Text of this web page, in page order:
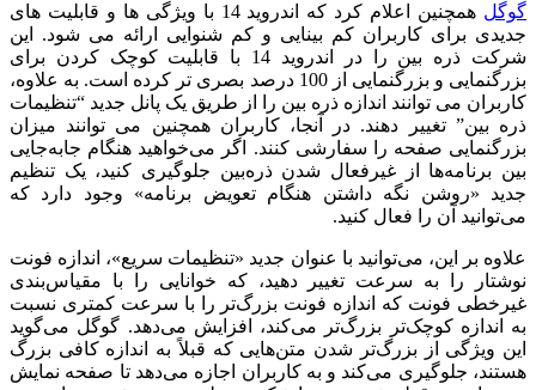
گوگل
همچنین اعلام کرد که اندروید 14 با ویژگی ها و قابلیت های
جدیدی برای کاربران کم بینایی و کم شنوایی ارائه می شود.
این
شرکت ذره بین را در اندروید 14 با قابلیت کوچک کردن برای
بزرگنمایی و بزرگنمایی از 100 درصد بصری تر کرده است.
به علاوه،
کاربران می توانند اندازه ذره بین را از طریق یک پانل جدید “تنظیمات
ذره بین” تغییر دهند. در آنجا، کاربران همچنین می توانند میزان
بزرگنمایی صفحه را سفارشی کنند.
اگر می‌خواهید هنگام جابه‌جایی
بین برنامه‌ها از غیرفعال شدن ذره‌بین جلوگیری کنید، یک تنظیم
جدید «روشن نگه داشتن هنگام تعویض برنامه» وجود دارد که
می‌توانید آن را فعال کنید.
علاوه بر این، می‌توانید با عنوان جدید «تنظیمات سریع»، اندازه فونت
نوشتار را به سرعت تغییر دهید، که خوانایی را با مقیاس‌بندی
غیرخطی فونت که اندازه فونت بزرگ‌تر را با سرعت کمتری نسبت
به اندازه کوچک‌تر بزرگ‌تر می‌کند، افزایش می‌دهد. گوگل می‌گوید
این ویژگی از بزرگ‌تر شدن متن‌هایی که قبلاً به اندازه کافی بزرگ
هستند، جلوگیری می‌کند و به کاربران اجازه می‌دهد تا صفحه نمایش